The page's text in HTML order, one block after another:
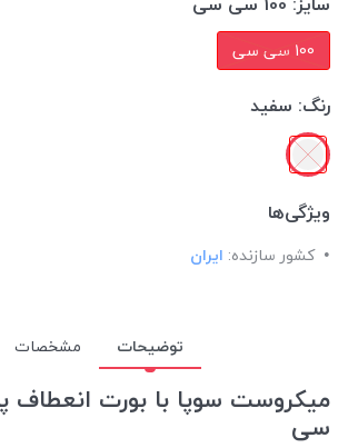
100 سی سی
رنگ: سفید
ویژگی‌ها
کشور سازنده: ایران
توضیحات مشخصات
سی